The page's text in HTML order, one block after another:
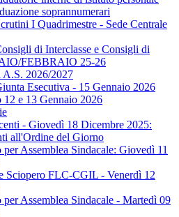
soprannumerari
I Quadrimestre - Sede Centrale
di Interclasse e Consigli di
FEBBRAIO 25-26
2026/2027
Esecutiva - 15 Gennaio 2026
e 13 Gennaio 2026
- Giovedì 18 Dicembre 2025:
all'Ordine del Giorno
Assemblea Sindacale: Giovedì 11
Sciopero FLC-CGIL - Venerdì 12
Assemblea Sindacale - Martedì 09